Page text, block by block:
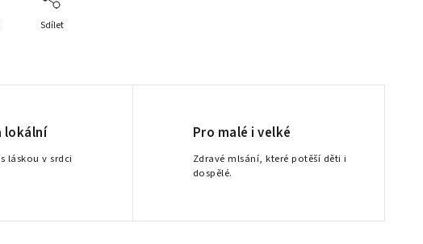
Sdílet
lokální
láskou v srdci
Pro malé i velké
Zdravé mlsání, které potěší děti i
dospělé.